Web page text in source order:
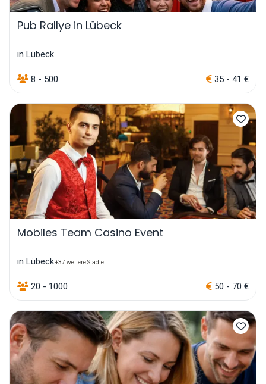
Pub Rallye in Lübeck
in Lübeck
8 - 500 35 - 41 €
Mobiles Team Casino Event
in Lübeck+37 weitere Städte
20 - 1000 50 - 70 €